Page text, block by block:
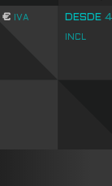
€ IVA DESDE
INCL